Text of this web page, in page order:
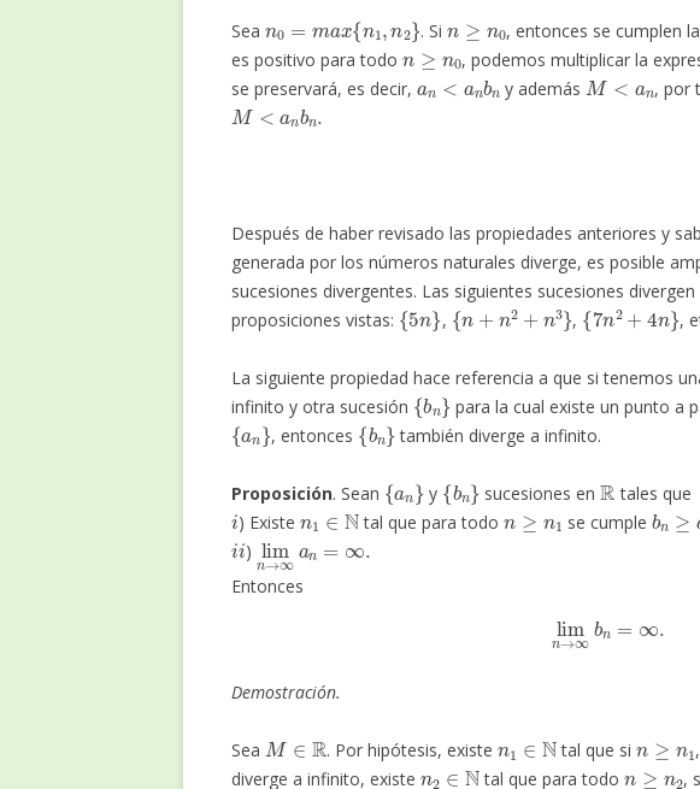
Sea
n }
. Si , entonces se cumplen
es positivo para todo
n≥ n0
, podemos multiplicar la
se preservará, es decir,
an <a nbn
y además
M<a n
, por
M<anbn.
Después de haber revisado las propiedades anteriores y
generada por los números naturales diverge, es posible
sucesiones divergentes. Las siguientes sucesiones
proposiciones vistas:
{5 n}
,
{n+n2+n 3}
,
{7n2 +4n}
,
La siguiente propiedad hace referencia a que si tenemos
infinito y otra sucesión
{bn}
para la cual existe un punto a
{an}
, entonces
{bn}
también diverge a infinito.
Proposición. Sean
{a n}
y
{b n
sucesiones en
R
tales que
i
) Existe
n1∈ N
tal que para todo
n≥n1
se cumple
bn≥a
ii
)
limn → ∞an =∞ .
Entonces
limn → ∞b n=∞
Demostración.
Sea
M∈ R
. Por hipótesis, existe
N
tal que si
diverge a infinito, existe
n2 ∈N
tal que para todo
n ≥ n2
,